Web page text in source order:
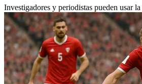
Investigadores y periodistas pueden usar